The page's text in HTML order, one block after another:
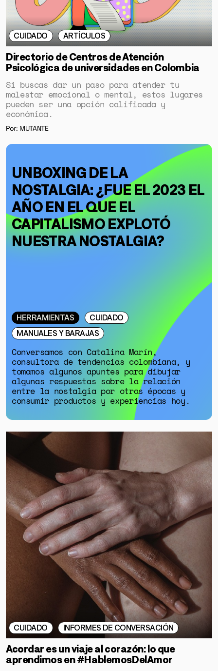
CUIDADO ARTÍCULOS
Directorio de Centros de Atención
Psicológica de universidades en Colombia
Si buscas dar un paso para atender tu
malestar emocional o mental, estos lugares
pueden ser una opción calificada y
económica.
Por: MUTANTE
UNBOXING DE LA
NOSTALGIA: ¿FUE EL 2023 EL
AÑO EN EL QUE EL
CAPITALISMO EXPLOTÓ
NUESTRA NOSTALGIA?
HERRAMIENTAS
CUIDADO
MANUALES Y BARAJAS
Conversamos con Catalina Marín,
consultora de tendencias colombiana, y
tomamos algunos apuntes para dibujar
algunas respuestas sobre la relación
entre la nostalgia por otras épocas y
consumir productos y experiencias hoy.
CUIDADO INFORMES DE CONVERSACIÓN
Acordar es un viaje al corazón: lo que
aprendimos en #HablemosDelAmor